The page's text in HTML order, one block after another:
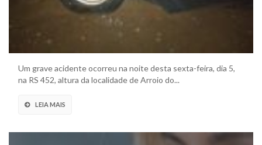
Um grave acidente ocorreu na noite desta sexta-feira, dia 5,
na RS 452, altura da localidade de Arroio do...
LEIA MAIS